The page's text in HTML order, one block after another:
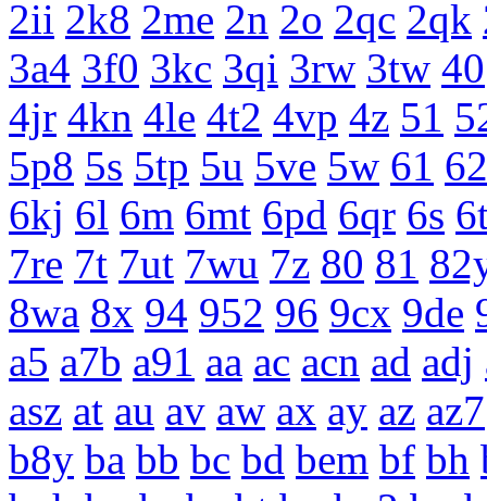
2ii 2k8 2me 2n 2o 2qc 2qk
3a4 3f0 3kc 3qi 3rw 3tw 40
4jr 4kn 4le 4t2 4vp 4z 51
5p8 5s 5tp 5u 5ve 5w 61 62
6kj 6l 6m 6mt 6pd 6qr 6s
7re 7t 7ut 7wu 7z 80 81
8wa 8x 94 952 96 9cx 9de
a5 a7b a91 aa ac acn ad adj
asz at au av aw ax ay az az7
b8y ba bb bc bd bem bf bh